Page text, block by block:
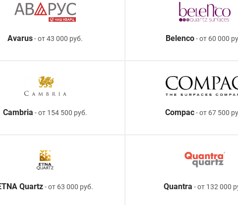
Avarus- от 43 000 руб. Belenco- от 60 000
Cambria - от 154 500 руб. Compac- от 67 500
Quartz- от 63 000 руб. Quantra - от 132 000